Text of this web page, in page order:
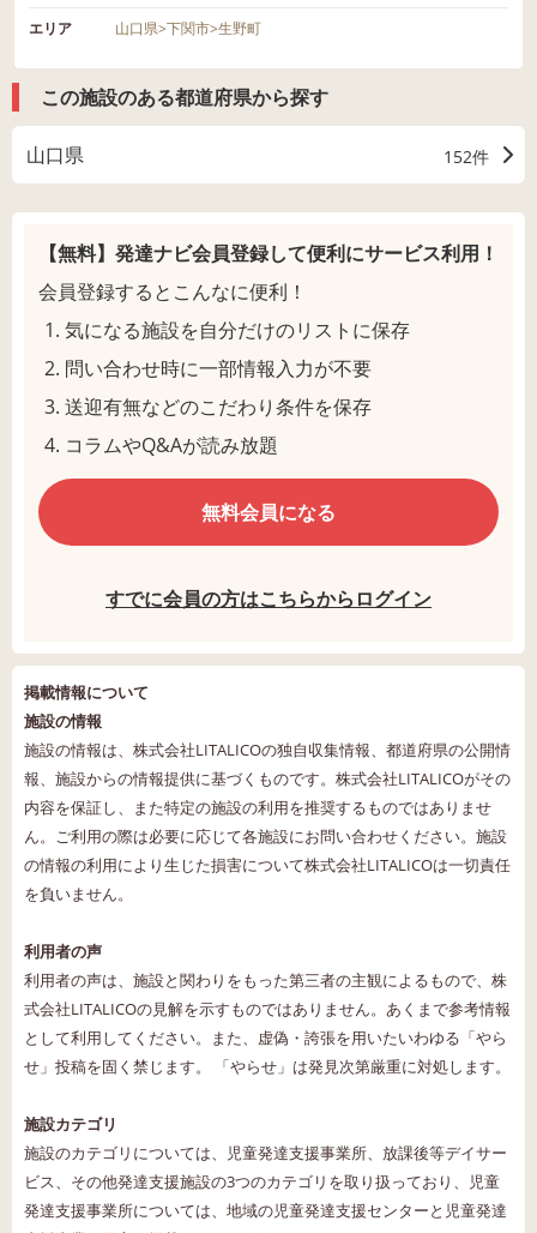
エリア 山口県>下関市>生野町
この施設のある都道府県から探す
山口県 152件
【無料】発達ナビ会員登録して便利にサービス利用！
会員登録するとこんなに便利！
気になる施設を自分だけのリストに保存
問い合わせ時に一部情報入力が不要
送迎有無などのこだわり条件を保存
コラムやQ&Aが読み放題
無料会員になる
すでに会員の方はこちらからログイン
掲載情報について
施設の情報
施設の情報は、株式会社LITALICOの独自収集情報、都道府県の公開情
報、施設からの情報提供に基づくものです。株式会社LITALICOがその
内容を保証し、また特定の施設の利用を推奨するものではありませ
ん。ご利用の際は必要に応じて各施設にお問い合わせください。施設
の情報の利用により生じた損害について株式会社LITALICOは一切責任
を負いません。
利用者の声
利用者の声は、施設と関わりをもった第三者の主観によるもので、株
式会社LITALICOの見解を示すものではありません。あくまで参考情報
として利用してください。また、虚偽・誇張を用いたいわゆる「やら
せ」投稿を固く禁じます。 「やらせ」は発見次第厳重に対処します。
施設カテゴリ
施設のカテゴリについては、児童発達支援事業所、放課後等デイサー
ビス、その他発達支援施設の3つのカテゴリを取り扱っており、児童
発達支援事業所については、地域の児童発達支援センターと児童発達